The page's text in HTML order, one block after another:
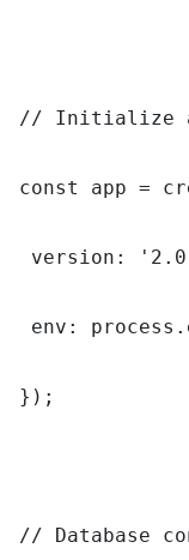
// Initialize
const app =
version:
env:
});
// Database